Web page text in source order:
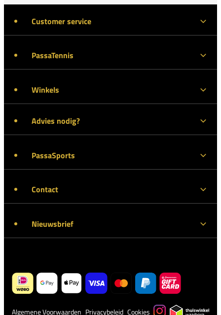
Customer service
PassaTennis
Winkels
Advies nodig?
PassaSports
Contact
Nieuwsbrief
Algemene Voorwaarden Privacybeleid Cookies